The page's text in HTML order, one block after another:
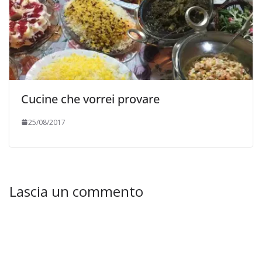
Cucine che vorrei provare
25/08/2017
Lascia un commento